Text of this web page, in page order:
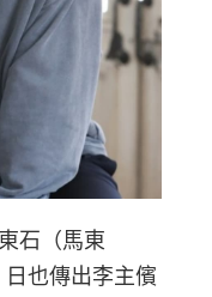
石（馬東
也傳出李主儐